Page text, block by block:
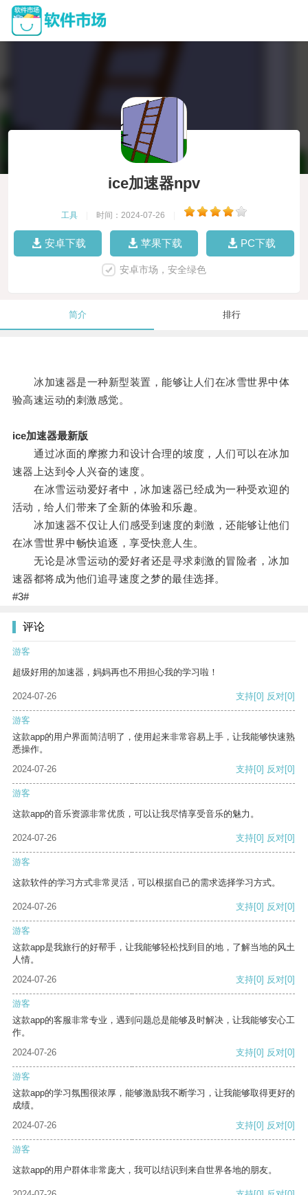
ice加速器npv
工具 时间：2024-07-26
安卓下载 苹果下载 PC下载
安卓市场，安全绿色
简介 排行
冰加速器是一种新型装置，能够让人们在冰雪世界中体
验高速运动的刺激感觉。
ice加速器最新版
通过冰面的摩擦力和设计合理的坡度，人们可以在冰加
速器上达到令人兴奋的速度。
在冰雪运动爱好者中，冰加速器已经成为一种受欢迎的
活动，给人们带来了全新的体验和乐趣。
冰加速器不仅让人们感受到速度的刺激，还能够让他们
在冰雪世界中畅快追逐，享受快意人生。
无论是冰雪运动的爱好者还是寻求刺激的冒险者，冰加
速器都将成为他们追寻速度之梦的最佳选择。
#3#
评论
游客
超级好用的加速器，妈妈再也不用担心我的学习啦！
2024-07-26 支持[0] 反对[0]
游客
这款app的用户界面简洁明了，使用起来非常容易上手，让我能够快速熟
悉操作。
2024-07-26
支持[0] 反对[0]
游客
这款app的音乐资源非常优质，可以让我尽情享受音乐的魅力。
2024-07-26 支持[0] 反对[0]
游客
这款软件的学习方式非常灵活，可以根据自己的需求选择学习方式。
2024-07-26 支持[0] 反对[0]
游客
这款app是我旅行的好帮手，让我能够轻松找到目的地，了解当地的风土
人情。
2024-07-26
支持[0] 反对[0]
游客
这款app的客服非常专业，遇到问题总是能够及时解决，让我能够安心工
作。
2024-07-26
支持[0] 反对[0]
游客
这款app的学习氛围很浓厚，能够激励我不断学习，让我能够取得更好的
成绩。
2024-07-26
支持[0] 反对[0]
游客
这款app的用户群体非常庞大，我可以结识到来自世界各地的朋友。